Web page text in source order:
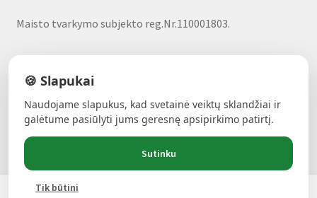
Maisto tvarkymo subjekto reg.Nr.110001803.
ALAVIJŲ GALIA!- Forever produktai, nuolaidos, uždarbio
galimybė
🍪 Slapukai
Naudojame slapukus, kad svetainė veiktų sklandžiai ir
galėtume pasiūlyti jums geresnę apsipirkimo patirtį.
Sutinku
Tik būtini